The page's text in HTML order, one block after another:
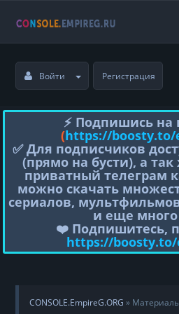
Войти Регистрация
⚡️ Подпишись на
(https://boosty.to/
✅ Для подписчиков
(прямо на бусти), а
приватный телеграм
можно скачать
сериалов,
и еще много
❤️ Подпишитесь,
https://
CONSOLE.EmpireG.ORG »